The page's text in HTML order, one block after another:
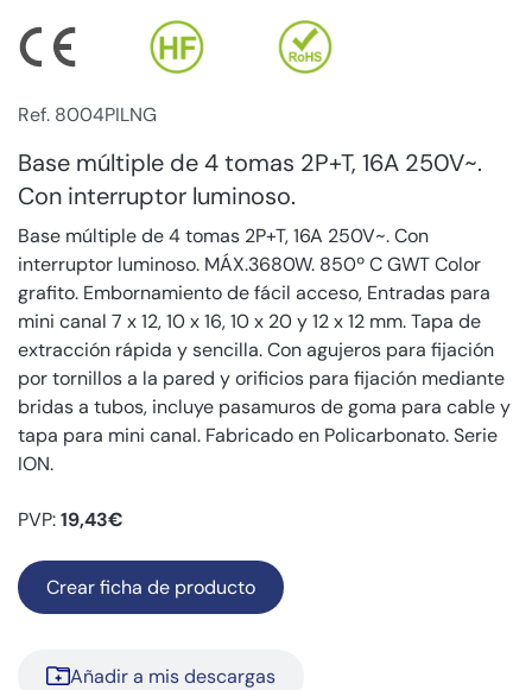
Ref. 8004PILNG
Base múltiple de 4 tomas 2P+T, 16A 250V~.
Con interruptor luminoso.
Base múltiple de 4 tomas 2P+T, 16A 250V~. Con
interruptor luminoso. MÁX.3680W. 850º C GWT Color
grafito. Embornamiento de fácil acceso, Entradas para
mini canal 7 x 12, 10 x 16, 10 x 20 y 12 x 12 mm. Tapa de
extracción rápida y sencilla. Con agujeros para fijación
por tornillos a la pared y orificios para fijación mediante
bridas a tubos, incluye pasamuros de goma para cable y
tapa para mini canal. Fabricado en Policarbonato. Serie
ION.
PVP:19,43€
Crear ficha de producto
Añadir a mis descargas